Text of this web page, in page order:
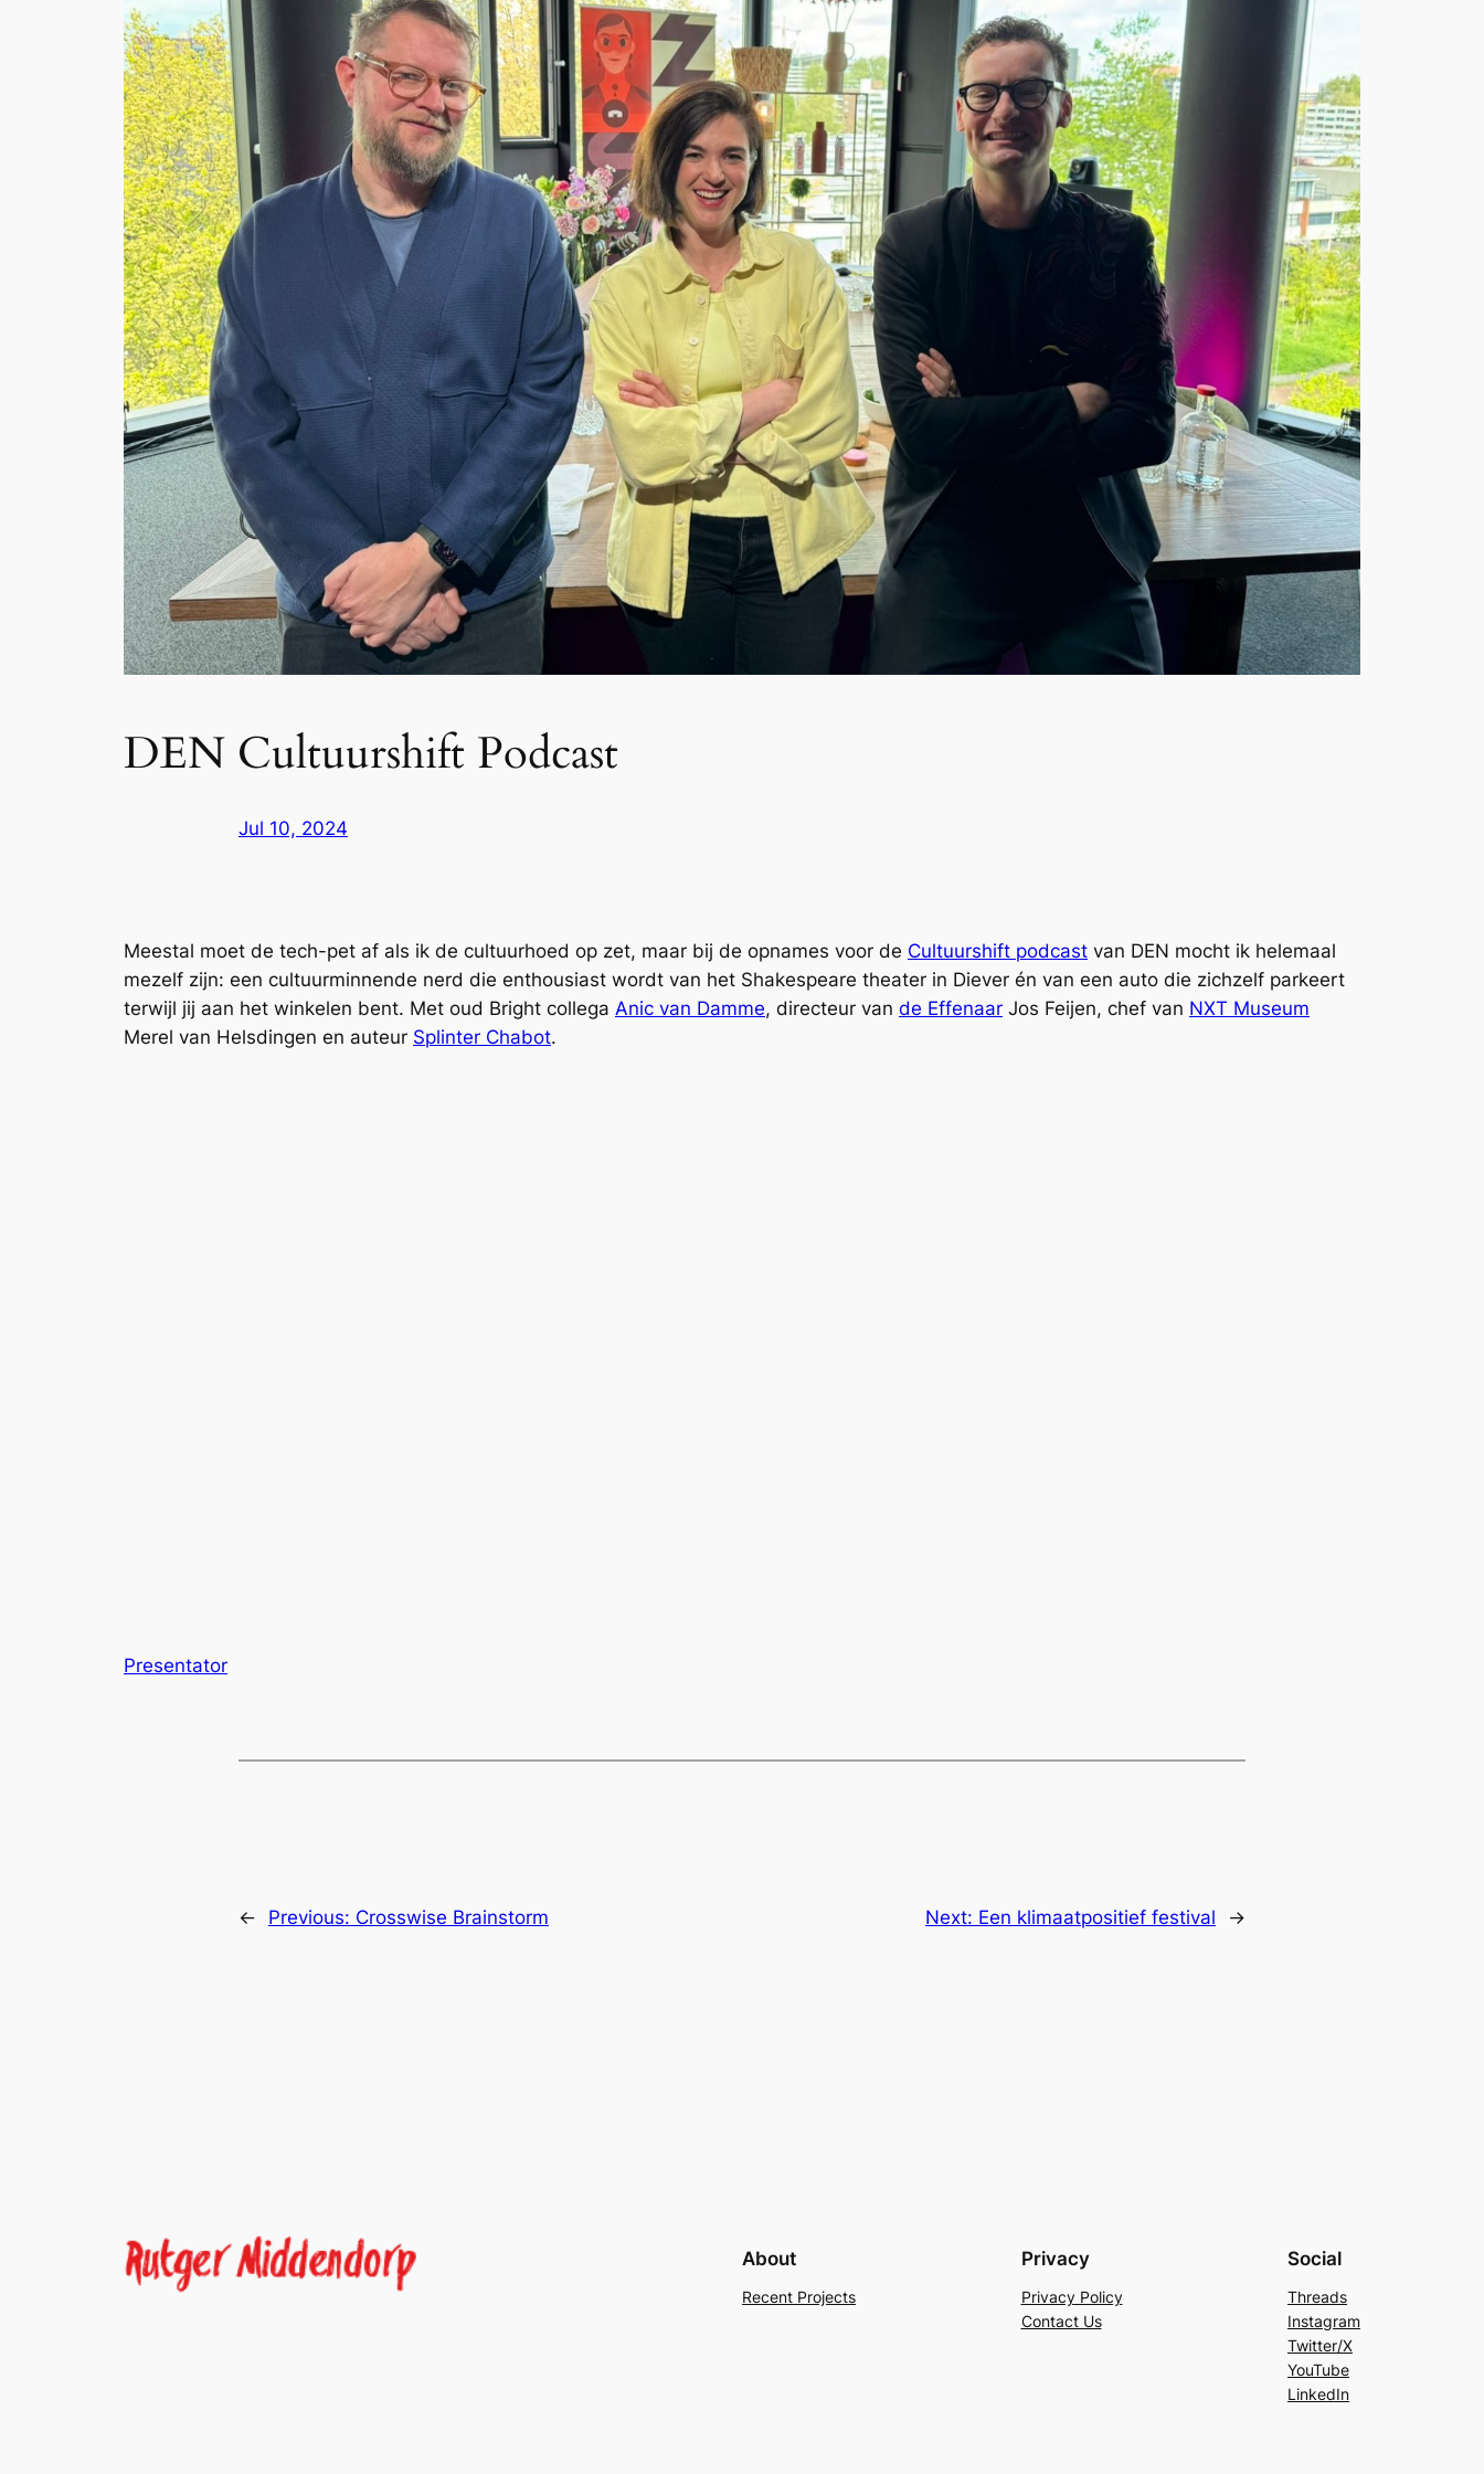
DEN Cultuurshift Podcast
Jul 10, 2024
Meestal moet de tech-pet af als ik de cultuurhoed op zet, maar bij de opnames voor de Cultuurshift podcast van DEN mocht ik helemaal
mezelf zijn: een cultuurminnende nerd die enthousiast wordt van het Shakespeare theater in Diever én van een auto die zichzelf parkeert
terwijl jij aan het winkelen bent. Met oud Bright collega Anic van Damme, directeur van de Effenaar Jos Feijen, chef van NXT Museum
Merel van Helsdingen en auteur Splinter Chabot.
Presentator
← Previous: Crosswise Brainstorm Next: Een klimaatpositief festival →
About
Recent Projects
Privacy
Privacy Policy
Contact Us
Social
Threads
Instagram
Twitter/X
YouTube
LinkedIn